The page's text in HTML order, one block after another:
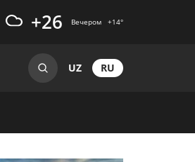
+26 Вечером +14°
UZ RU